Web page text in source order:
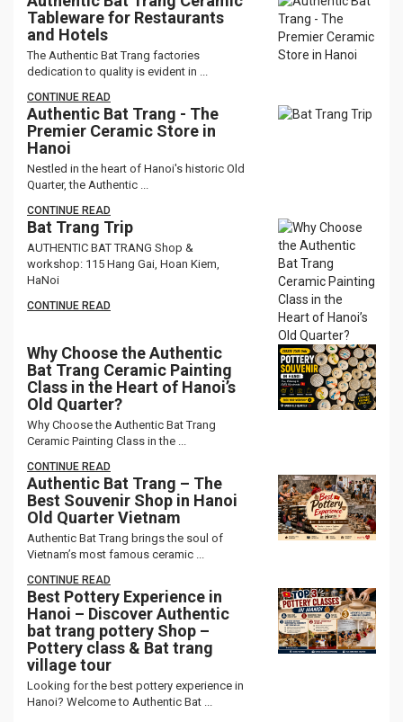
Tableware for Restaurants
and Hotels
The Authentic Bat Trang factories
dedication to quality is evident in ...
CONTINUE READ
Authentic Bat Trang - The
Premier Ceramic Store in
Hanoi
Nestled in the heart of Hanoi's historic Old
Quarter, the Authentic ...
CONTINUE READ
Bat Trang Trip
AUTHENTIC BAT TRANG Shop &
workshop: 115 Hang Gai, Hoan Kiem,
HaNoi
CONTINUE READ
Why Choose the Authentic
Bat Trang Ceramic Painting
Class in the Heart of Hanoi’s
Old Quarter?
Why Choose the Authentic Bat Trang
Ceramic Painting Class in the ...
CONTINUE READ
Authentic Bat Trang – The
Best Souvenir Shop in Hanoi
Old Quarter Vietnam
Authentic Bat Trang brings the soul of
Vietnam’s most famous ceramic ...
CONTINUE READ
Best Pottery Experience in
Hanoi – Discover Authentic
bat trang pottery Shop –
Pottery class & Bat trang
village tour
Looking for the best pottery experience in
Hanoi? Welcome to Authentic Bat ...